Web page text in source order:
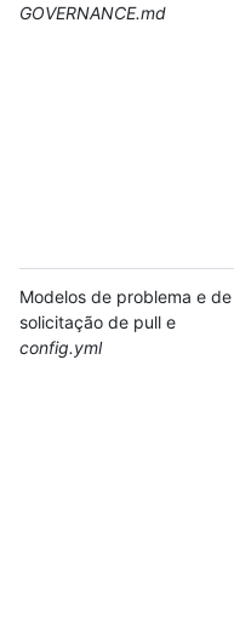
GOVERNANCE.md
Modelos de problema e de
solicitação de pull e
config.yml